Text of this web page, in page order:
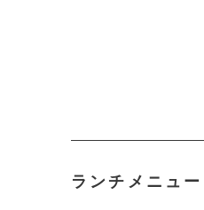
ランチメニュー